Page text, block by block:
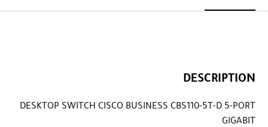
DESCRIPTION
DESKTOP SWITCH CISCO BUSINESS CBS110-5T-D 5-PORT
GIGABIT